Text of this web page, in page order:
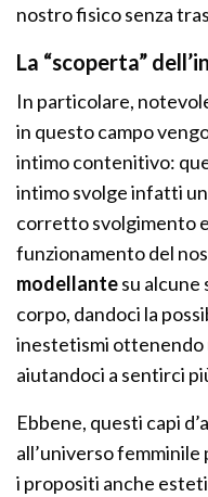
nostro fisico senza
La “scoperta”
In particolare,
in questo campo
intimo contenitivo:
intimo svolge infatti
corretto svolgimento
funzionamento del
modellantesu
corpo, dandoci la
inestetismi ottenendo
aiutandoci a sentirci
Ebbene, questi capi
all’universo
i propositi anche